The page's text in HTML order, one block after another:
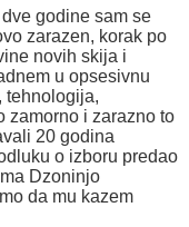
godine sam se
zarazen, korak po
novih skija i
u opsesivnu
tehnologija,
zamorno i zarazno to
20 godina
o izboru predao
Dzoninjo
da mu kazem